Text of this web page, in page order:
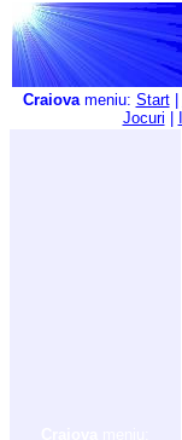
Craiovameniu: Start|
Jocuri